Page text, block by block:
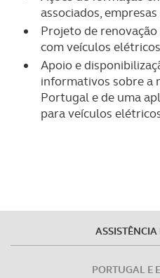
associados,
Projeto de
com veículos
Apoio e
informativos sobre a
Portugal e de uma
para veículos
PORTUGAL E